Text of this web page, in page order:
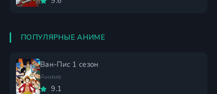
ПОПУЛЯРНЫЕ АНИМЕ
Ван-Пис 1 сезон
Аниме
9.1